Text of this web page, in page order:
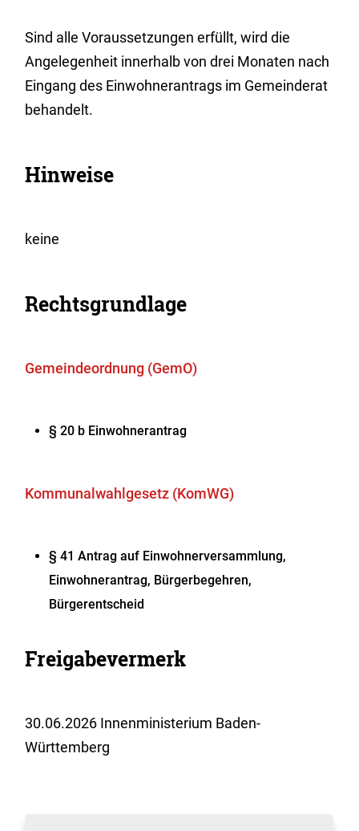
Sind alle Voraussetzungen erfüllt, wird die
Angelegenheit innerhalb von drei Monaten nach
Eingang des Einwohnerantrags im Gemeinderat
behandelt.
Hinweise
keine
Rechtsgrundlage
Gemeindeordnung (GemO)
§ 20 b Einwohnerantrag
Kommunalwahlgesetz (KomWG)
§ 41 Antrag auf Einwohnerversammlung,
Einwohnerantrag, Bürgerbegehren,
Bürgerentscheid
Freigabevermerk
30.06.2026 Innenministerium Baden-
Württemberg